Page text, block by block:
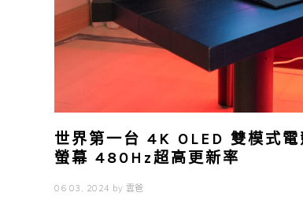
世界第一台 4K OLED 雙模式
螢幕 480Hz超高更新率
06 03, 2024 by 雲爸